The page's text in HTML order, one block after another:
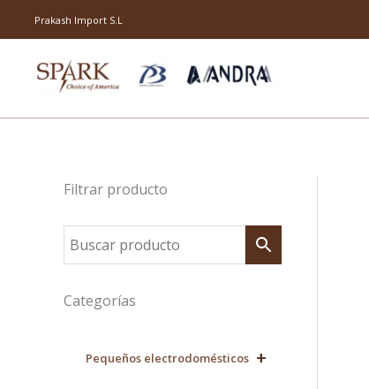
Prakash Import S.L
Filtrar producto
Categorías
+
Pequeños electrodomésticos